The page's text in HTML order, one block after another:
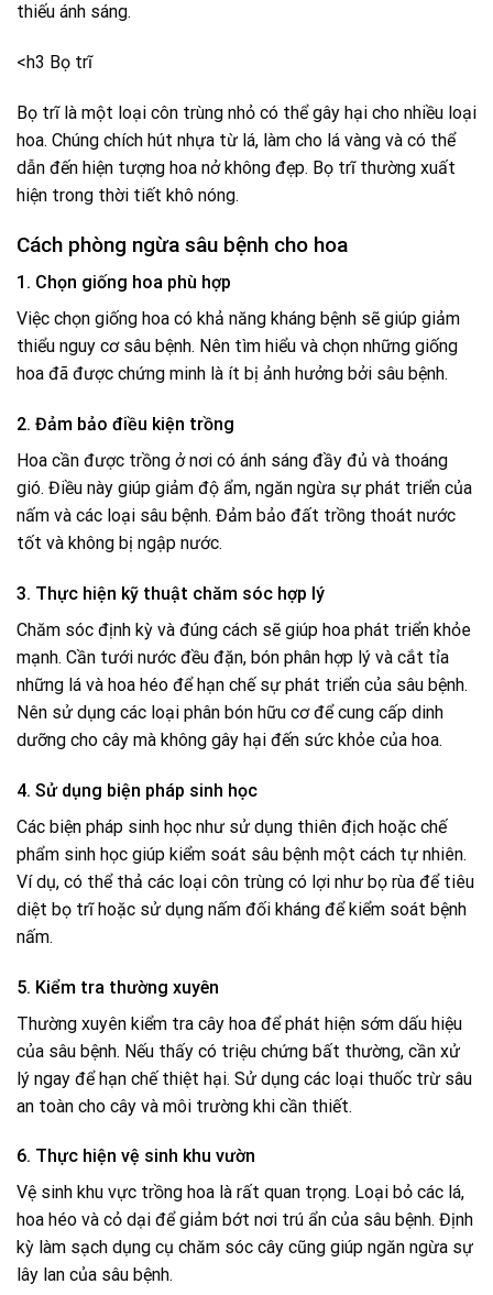
thiếu ánh sáng.
<h3 Bọ trĩ
Bọ trĩ là một loại côn trùng nhỏ có thể gây hại cho nhiều loại
hoa. Chúng chích hút nhựa từ lá, làm cho lá vàng và có thể
dẫn đến hiện tượng hoa nở không đẹp. Bọ trĩ thường xuất
hiện trong thời tiết khô nóng.
Cách phòng ngừa sâu bệnh cho hoa
1. Chọn giống hoa phù hợp
Việc chọn giống hoa có khả năng kháng bệnh sẽ giúp giảm
thiểu nguy cơ sâu bệnh. Nên tìm hiểu và chọn những giống
hoa đã được chứng minh là ít bị ảnh hưởng bởi sâu bệnh.
2. Đảm bảo điều kiện trồng
Hoa cần được trồng ở nơi có ánh sáng đầy đủ và thoáng
gió. Điều này giúp giảm độ ẩm, ngăn ngừa sự phát triển của
nấm và các loại sâu bệnh. Đảm bảo đất trồng thoát nước
tốt và không bị ngập nước.
3. Thực hiện kỹ thuật chăm sóc hợp lý
Chăm sóc định kỳ và đúng cách sẽ giúp hoa phát triển khỏe
mạnh. Cần tưới nước đều đặn, bón phân hợp lý và cắt tỉa
những lá và hoa héo để hạn chế sự phát triển của sâu bệnh.
Nên sử dụng các loại phân bón hữu cơ để cung cấp dinh
dưỡng cho cây mà không gây hại đến sức khỏe của hoa.
4. Sử dụng biện pháp sinh học
Các biện pháp sinh học như sử dụng thiên địch hoặc chế
phẩm sinh học giúp kiểm soát sâu bệnh một cách tự nhiên.
Ví dụ, có thể thả các loại côn trùng có lợi như bọ rùa để tiêu
diệt bọ trĩ hoặc sử dụng nấm đối kháng để kiểm soát bệnh
nấm.
5. Kiểm tra thường xuyên
Thường xuyên kiểm tra cây hoa để phát hiện sớm dấu hiệu
của sâu bệnh. Nếu thấy có triệu chứng bất thường, cần xử
lý ngay để hạn chế thiệt hại. Sử dụng các loại thuốc trừ sâu
an toàn cho cây và môi trường khi cần thiết.
6. Thực hiện vệ sinh khu vườn
Vệ sinh khu vực trồng hoa là rất quan trọng. Loại bỏ các lá,
hoa héo và cỏ dại để giảm bớt nơi trú ẩn của sâu bệnh. Định
kỳ làm sạch dụng cụ chăm sóc cây cũng giúp ngăn ngừa sự
lây lan của sâu bệnh.